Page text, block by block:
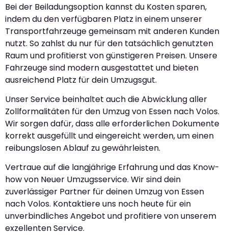
Bei der Beiladungsoption kannst du Kosten sparen,
indem du den verfügbaren Platz in einem unserer
Transportfahrzeuge gemeinsam mit anderen Kunden
nutzt. So zahlst du nur für den tatsächlich genutzten
Raum und profitierst von günstigeren Preisen. Unsere
Fahrzeuge sind modern ausgestattet und bieten
ausreichend Platz für dein Umzugsgut.
Unser Service beinhaltet auch die Abwicklung aller
Zollformalitäten für den Umzug von Essen nach Volos.
Wir sorgen dafür, dass alle erforderlichen Dokumente
korrekt ausgefüllt und eingereicht werden, um einen
reibungslosen Ablauf zu gewährleisten.
Vertraue auf die langjährige Erfahrung und das Know-
how von Neuer Umzugsservice. Wir sind dein
zuverlässiger Partner für deinen Umzug von Essen
nach Volos. Kontaktiere uns noch heute für ein
unverbindliches Angebot und profitiere von unserem
exzellenten Service.